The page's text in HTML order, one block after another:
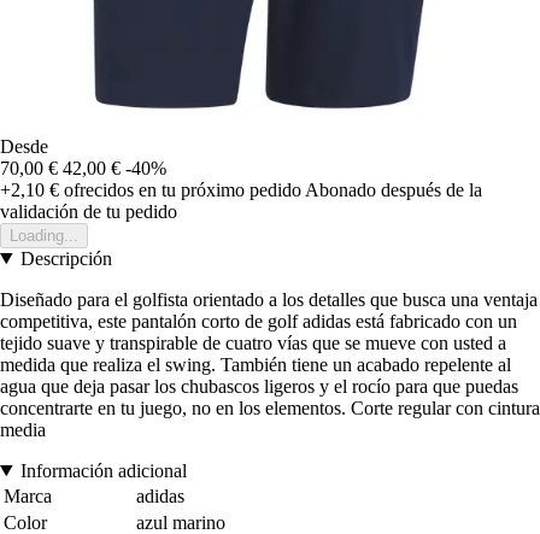
Desde
70,00 € 42,00 € -40%
+2,10 € ofrecidos en tu próximo pedido Abonado después de la
validación de tu pedido
Loading...
Descripción
Diseñado para el golfista orientado a los detalles que busca una ventaja
competitiva, este pantalón corto de golf adidas está fabricado con un
tejido suave y transpirable de cuatro vías que se mueve con usted a
medida que realiza el swing. También tiene un acabado repelente al
agua que deja pasar los chubascos ligeros y el rocío para que puedas
concentrarte en tu juego, no en los elementos. Corte regular con cintura
media
Información adicional
Marca
adidas
Color
azul marino